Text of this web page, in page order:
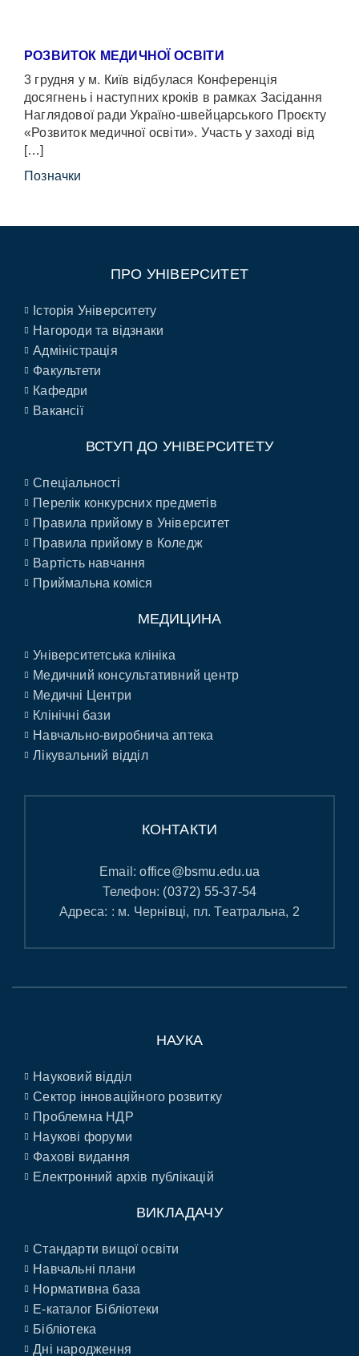
РОЗВИТОК МЕДИЧНОЇ ОСВІТИ
3 грудня у м. Київ відбулася Конференція
досягнень і наступних кроків в рамках Засідання
Наглядової ради Україно-швейцарського Проєкту
«Розвиток медичної освіти». Участь у заході від
[…]
Позначки
ПРО УНІВЕРСИТЕТ
Історія Університету
Нагороди та відзнаки
Адміністрація
Факультети
Кафедри
Вакансії
ВСТУП ДО УНІВЕРСИТЕТУ
Спеціальності
Перелік конкурсних предметів
Правила прийому в Університет
Правила прийому в Коледж
Вартість навчання
Приймальна коміся
МЕДИЦИНА
Університетська клініка
Медичний консультативний центр
Медичні Центри
Клінічні бази
Навчально-виробнича аптека
Лікувальний відділ
КОНТАКТИ
Email:office@bsmu.edu.ua
Телефон: (0372) 55-37-54
Адреса: : м. Чернівці, пл. Театральна, 2
НАУКА
Науковий відділ
Сектор інноваційного розвитку
Проблемна НДР
Наукові форуми
Фахові видання
Електронний архів публікацій
ВИКЛАДАЧУ
Стандарти вищої освіти
Навчальні плани
Нормативна база
E-каталог Бібліотеки
Бібліотека
Дні народження